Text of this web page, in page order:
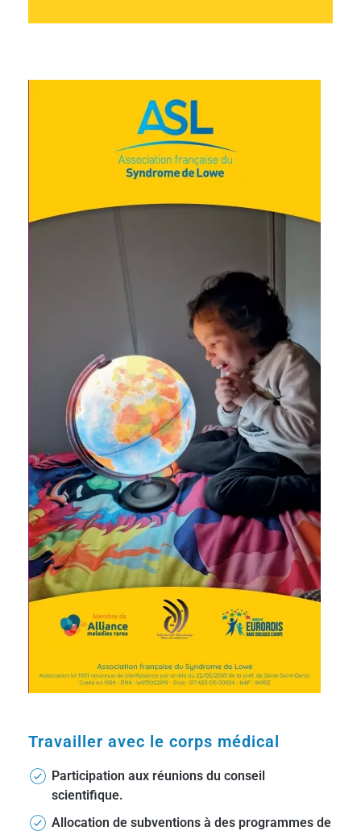
Travailler avec le corps médical
Participation aux réunions du conseil
scientifique.
Allocation de subventions à des programmes de